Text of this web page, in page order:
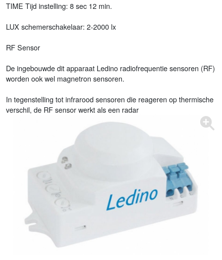
TIME Tijd instelling: 8 sec 12 min.
LUX schemerschakelaar: 2-2000 lx
RF Sensor
De ingebouwde dit apparaat Ledino radiofrequentie sensoren (RF)
worden ook wel magnetron sensoren.
In tegenstelling tot infrarood sensoren die reageren op thermische
verschil, de RF sensor werkt als een radar